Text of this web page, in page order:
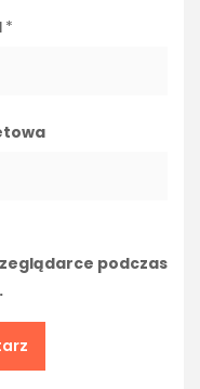
*
podczas